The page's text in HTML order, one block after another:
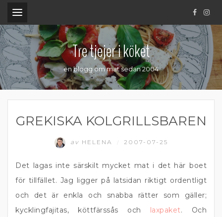
.
Tre tjejer i köket
en blogg om mat sedan 2004
GREKISKA KOLGRILLSBAREN
av HELENA 2007-07-25
Det lagas inte särskilt mycket mat i det här boet
för tillfället. Jag ligger på latsidan riktigt ordentligt
och det är enkla och snabba rätter som gäller;
kycklingfajitas, köttfärssås och laxpaket. Och